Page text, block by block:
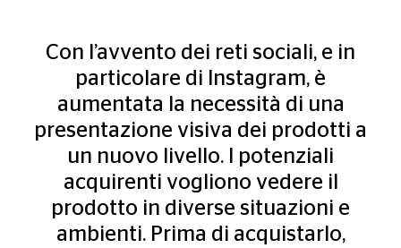
Con l’avvento dei reti sociali, e in
particolare di Instagram, è
aumentata la necessità di una
presentazione visiva dei prodotti a
un nuovo livello. I potenziali
acquirenti vogliono vedere il
prodotto in diverse situazioni e
ambienti. Prima di acquistarlo,